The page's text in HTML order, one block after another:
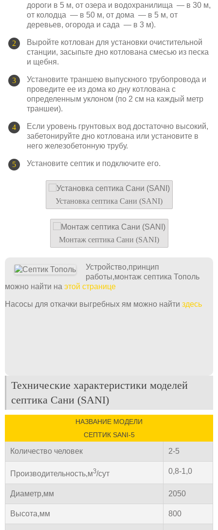
дороги в 5 м, от озера и водохранилища — в 30 м,
от колодца — в 50 м, от дома — в 5 м, от
деревьев, огорода и сада — в 3 м).
Выройте котлован для установки очистительной
станции, засыпьте дно котлована смесью из песка
и щебня.
Установите траншею выпускного трубопровода и
проведите ее из дома ко дну котлована с
определенным уклоном (по 2 см на каждый метр
траншеи).
Если уровень грунтовых вод достаточно высокий,
забетонируйте дно котлована или установите в
него железобетонную трубу.
Установите септик и подключите его.
Установка септика Сани (SANI)
Монтаж септика Сани (SANI)
Устройство,принцип
работы,монтаж септика Тополь
можно найти на этой странице
Насосы для откачки выгребных ям можно найти здесь
Технические характеристики моделей
септика Сани (SANI)
НАЗВАНИЕ МОДЕЛИ
СЕПТИК SANI-5
Количество человек 2-5
Производительность,м3/сут 0,8-1,0
Диаметр,мм 2050
Высота,мм 800